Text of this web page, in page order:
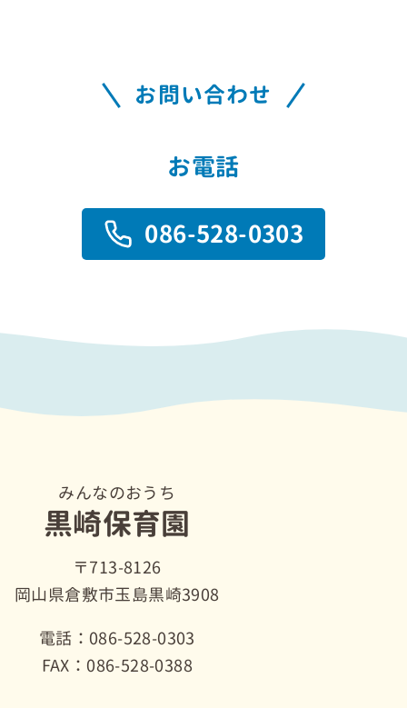
お問い合わせ
お電話
086-528-0303
みんなのおうち
黒崎保育園
〒713-8126
岡山県倉敷市玉島黒崎3908
電話：086-528-0303
FAX：086-528-0388